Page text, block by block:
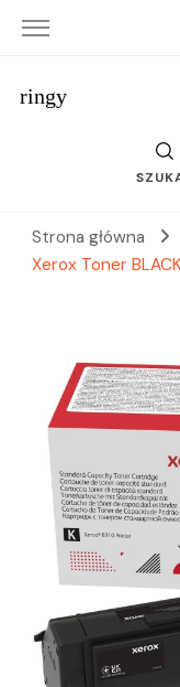
ringy
Strona główna
Xerox Toner